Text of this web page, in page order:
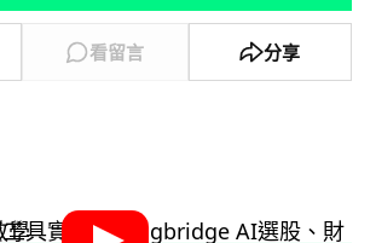
看留言 分享